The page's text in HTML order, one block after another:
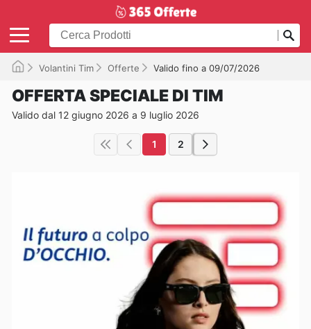
Volantini Tim Offerte Valido fino a 09/07/2026
OFFERTA SPECIALE DI TIM
Valido dal 12 giugno 2026 a 9 luglio 2026
1 2